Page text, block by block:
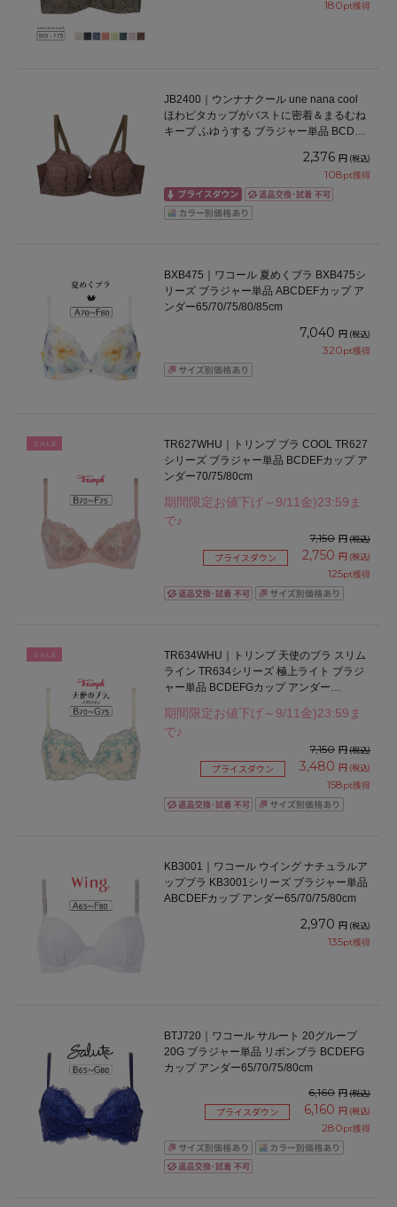
180pt獲得
JB2400｜ウンナナクール une nana cool
ほわピタカップがバストに密着＆まるむね
キープ ふゆうする ブラジャー単品 BCDEF
2,376 円 (税込)
108pt獲得
BXB475｜ワコール 夏めくブラ BXB475シ
リーズ ブラジャー単品 ABCDEFカップ ア
ンダー65/70/75/80/85cm
7,040 円 (税込)
320pt獲得
SALE
TR627WHU｜トリンプ ブラ COOL TR627
シリーズ ブラジャー単品 BCDEFカップ ア
ンダー70/75/80cm
期間限定お値下げ～9/11金)23:59ま
で♪
7,150 円(税込)
プライスダウン 2,750 円 (税込)
125pt獲得
SALE
TR634WHU｜トリンプ 天使のブラ スリム
ライン TR634シリーズ 極上ライト ブラジ
ャー単品 BCDEFGカップ アンダー
期間限定お値下げ～9/11金)23:59ま
で♪
7,150 円(税込)
プライスダウン 3,480 円 (税込)
158pt獲得
KB3001｜ワコール ウイング ナチュラルア
ップブラ KB3001シリーズ ブラジャー単品
ABCDEFカップ アンダー65/70/75/80cm
2,970 円 (税込)
135pt獲得
BTJ720｜ワコール サルート 20グループ
20G ブラジャー単品 リボンブラ BCDEFG
カップ アンダー65/70/75/80cm
6,160 円(税込)
プライスダウン 6,160 円 (税込)
280pt獲得